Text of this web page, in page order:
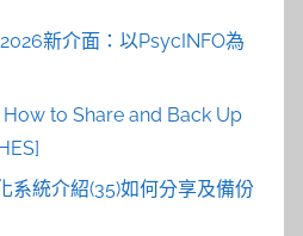
新介面：以PsycINFO為
to Share and Back Up
系統介紹(35)如何分享及備份